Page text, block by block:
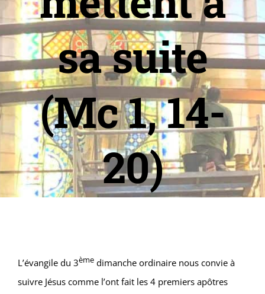
sa suite
(Mc 1, 14-
20)
L’évangile du 3ème dimanche ordinaire nous convie à
suivre Jésus comme l’ont fait les 4 premiers apôtres